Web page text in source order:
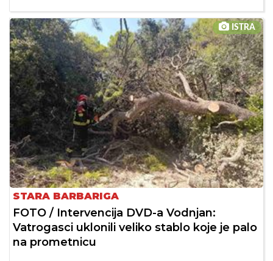
ISTRA
STARA BARBARIGA
FOTO / Intervencija DVD-a Vodnjan:
Vatrogasci uklonili veliko stablo koje je palo
na prometnicu